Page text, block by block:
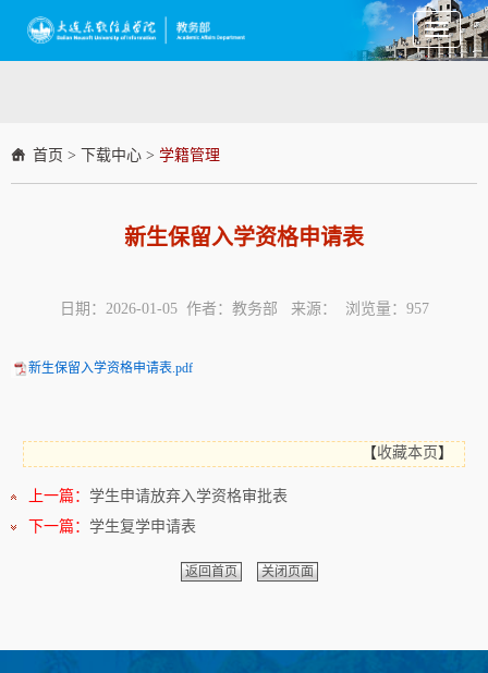
Toggle
首页 > 下载中心 > 学籍管理
新生保留入学资格申请表
日期：2026-01-05 作者：教务部 来源： 浏览量： 957
新生保留入学资格申请表.pdf
【收藏本页 】
上一篇： 学生申请放弃入学资格审批表
下一篇： 学生复学申请表
返回首页 关闭页面